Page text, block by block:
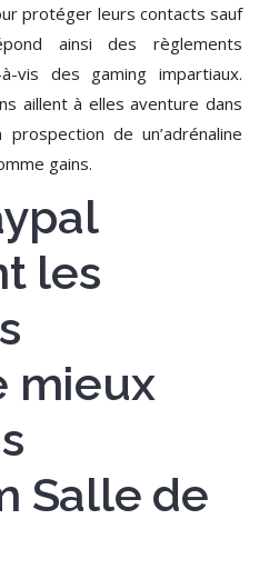
protéger leurs contacts sauf
ainsi des règlements
vis des gaming impartiaux.
aillent à elles aventure dans
de un’adrénaline
gains.
les
mieux
Salle de